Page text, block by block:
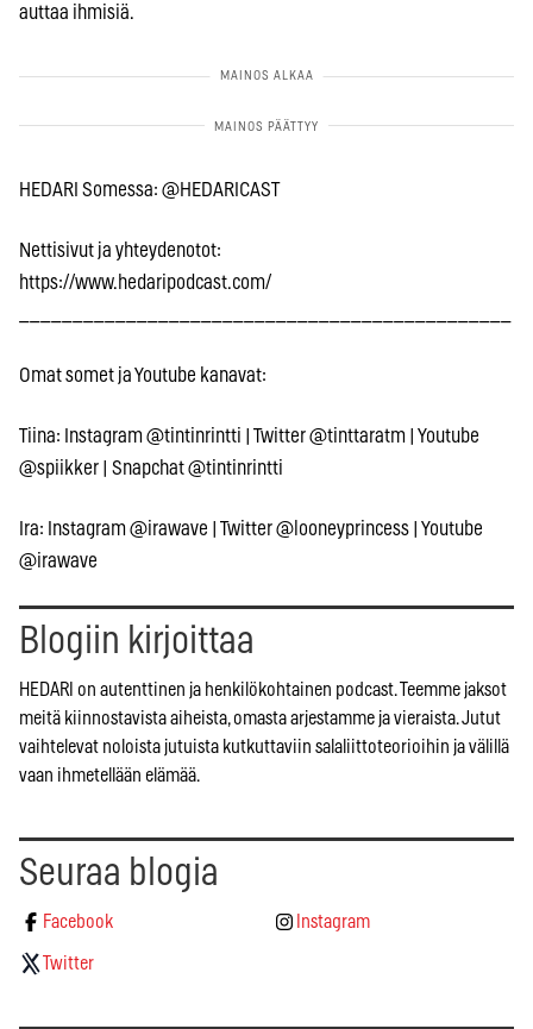
auttaa ihmisiä.
HEDARI Somessa: @HEDARICAST
Nettisivut ja yhteydenotot:
https://www.hedaripodcast.com/
Omat somet ja Youtube kanavat:
Tiina: Instagram @tintinrintti | Twitter @tinttaratm | Youtube
@spiikker | Snapchat @tintinrintti
Ira: Instagram @irawave | Twitter @looneyprincess | Youtube
@irawave
Blogiin kirjoittaa
HEDARI on autenttinen ja henkilökohtainen podcast. Teemme jaksot
meitä kiinnostavista aiheista, omasta arjestamme ja vieraista. Jutut
vaihtelevat noloista jutuista kutkuttaviin salaliittoteorioihin ja välillä
vaan ihmetellään elämää.
Seuraa blogia
Facebook Instagram
Twitter